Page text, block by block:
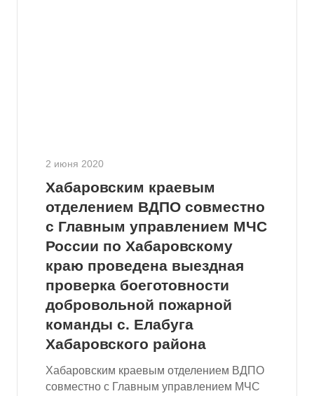
2 июня 2020
Хабаровским краевым
отделением ВДПО совместно
с Главным управлением МЧС
России по Хабаровскому
краю проведена выездная
проверка боеготовности
добровольной пожарной
команды с. Елабуга
Хабаровского района
Хабаровским краевым отделением ВДПО
совместно с Главным управлением МЧС